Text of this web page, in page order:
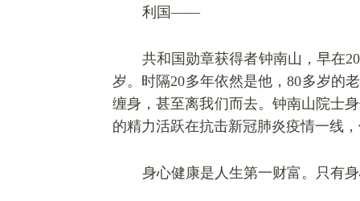
利国——
共和国勋章获得者钟南山，早在
岁。时隔20多年依然是他，80多岁的
缠身，甚至离我们而去。钟南山院士
的精力活跃在抗击新冠肺炎疫情一线
身心健康是人生第一财富。只有